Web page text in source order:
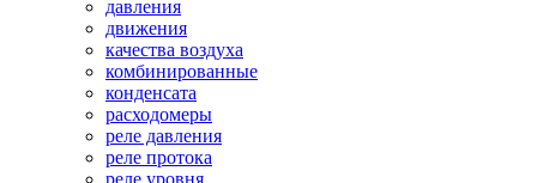
давления
движения
качества воздуха
комбинированные
конденсата
расходомеры
реле давления
реле протока
реле уровня